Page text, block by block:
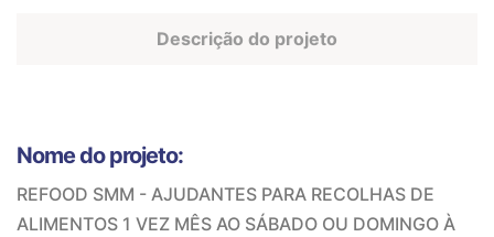
Descrição do projeto
Nome do projeto:
REFOOD SMM - AJUDANTES PARA RECOLHAS DE
ALIMENTOS 1 VEZ MÊS AO SÁBADO OU DOMINGO À